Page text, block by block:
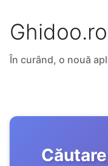
Ghidoo.ro
În curând, o nouă